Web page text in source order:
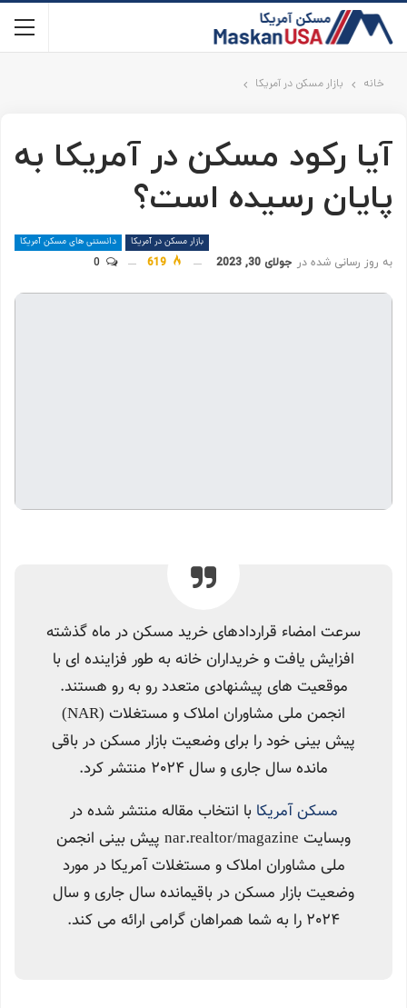
خانه بازار مسکن در آمریکا
آیا رکود مسکن در آمریکا به
پایان رسیده است؟
بازار مسکن در آمریکا دانستنی های مسکن آمریکا
به روز رسانی شده در جولای 30, 2023
سرعت امضاء قراردادهای خرید مسکن در ماه گذشته
افزایش یافت و خریداران خانه به طور فزاینده ای با
موقعیت های پیشنهادی متعدد رو به رو هستند.
انجمن ملی مشاوران املاک و مستغلات (NAR)
پیش بینی خود را برای وضعیت بازار مسکن در باقی
مانده سال جاری و سال 2024 منتشر کرد.
مسکن آمریکا با انتخاب مقاله منتشر شده در
وبسایت nar.realtor/magazine پیش بینی انجمن
ملی مشاوران املاک و مستغلات آمریکا در مورد
وضعیت بازار مسکن در باقیمانده سال جاری و سال
2024 را به شما همراهان گرامی ارائه می کند.